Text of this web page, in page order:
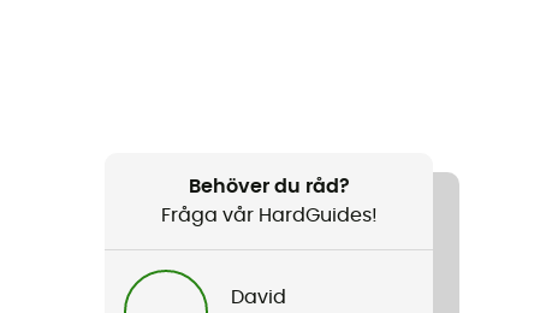
Behöver du råd?
Fråga vår HardGuides!
David